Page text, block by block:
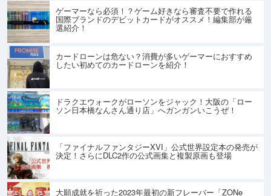
ゲーマーなら必須！？ゲーム好きなら審査不要で作れる
国際ブランドのデビットカードがオススメ！編集部が厳
選紹介！
カードローンは危ない？消費が多いゲーマーにおすすめ
したい初めてのカードローンを紹介！
ドラクエウォークがローソンをジャック！大阪の「ロー
ソン日本橋なんさん通り店」へガンガンいこうぜ！
「ファイナルファンタジーXVI」公式世界設定本の発売が
決定！さらにDLC2作の公式画集と複製原画も登場
大願成就を祈った2023年最初の新フレーバー「ZONe